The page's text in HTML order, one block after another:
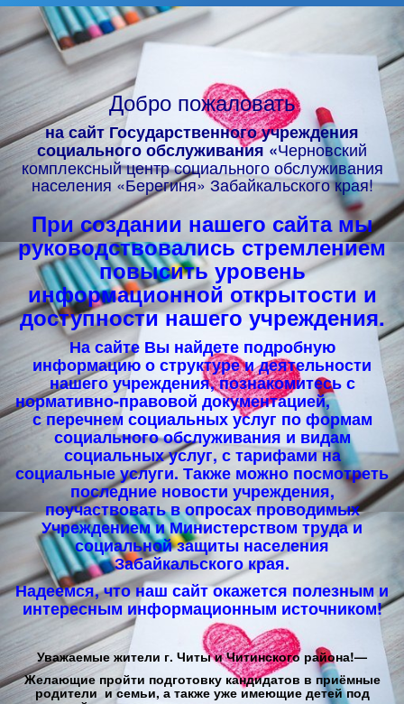
Добро пожаловать
на сайт Государственного учреждения
социального обслуживания«Черновский
комплексный центр социального обслуживания
населения «Берегиня» Забайкальского края!
При создании нашего сайта мы
руководствовались стремлением
повысить уровень
информационной открытости и
доступности нашего учреждения.
На сайте Вы найдете подробную
информацию о структуре и деятельности
нашего учреждения, познакомитесь с
нормативно-правовой документацией,
с перечнем социальных услуг по формам
социального обслуживания и видам
социальных услуг, с тарифами на
социальные услуги. Также можно посмотреть
последние новости учреждения,
поучаствовать в опросах проводимых
Учреждением и Министерством труда и
социальной защиты населения
Забайкальского края.
Надеемся, что наш сайт окажется полезным и
интересным информационным источником!
Уважаемые жители г. Читы и Читинского района!—
Желающие пройти подготовку кандидатов в приёмные
родители и семьи, а также уже имеющие детей под